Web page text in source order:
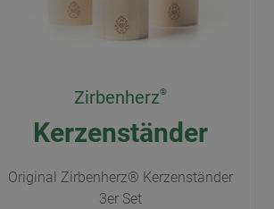
Zirbenherz
Kerzenständer
Original Zirbenherz® Kerzenständer
3er Set